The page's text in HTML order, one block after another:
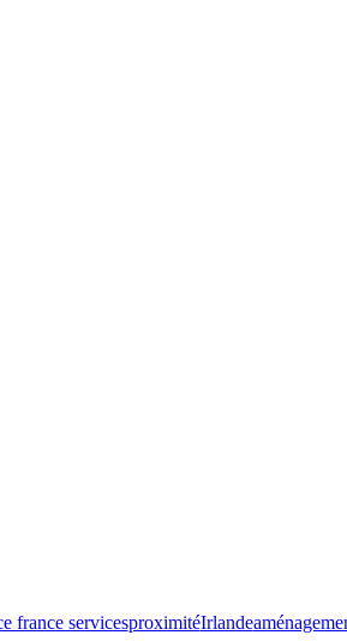
france servicesproximitéIrlande